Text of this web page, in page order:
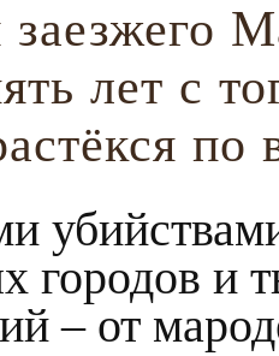
заезжего
лет с
по
городов и
– от